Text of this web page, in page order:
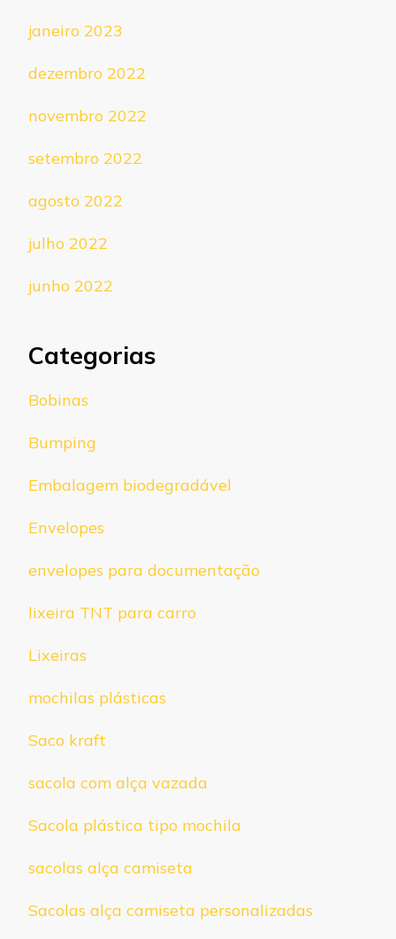
janeiro 2023
dezembro 2022
novembro 2022
setembro 2022
agosto 2022
julho 2022
junho 2022
Categorias
Bobinas
Bumping
Embalagem biodegradável
Envelopes
envelopes para documentação
lixeira TNT para carro
Lixeiras
mochilas plásticas
Saco kraft
sacola com alça vazada
Sacola plástica tipo mochila
sacolas alça camiseta
Sacolas alça camiseta personalizadas